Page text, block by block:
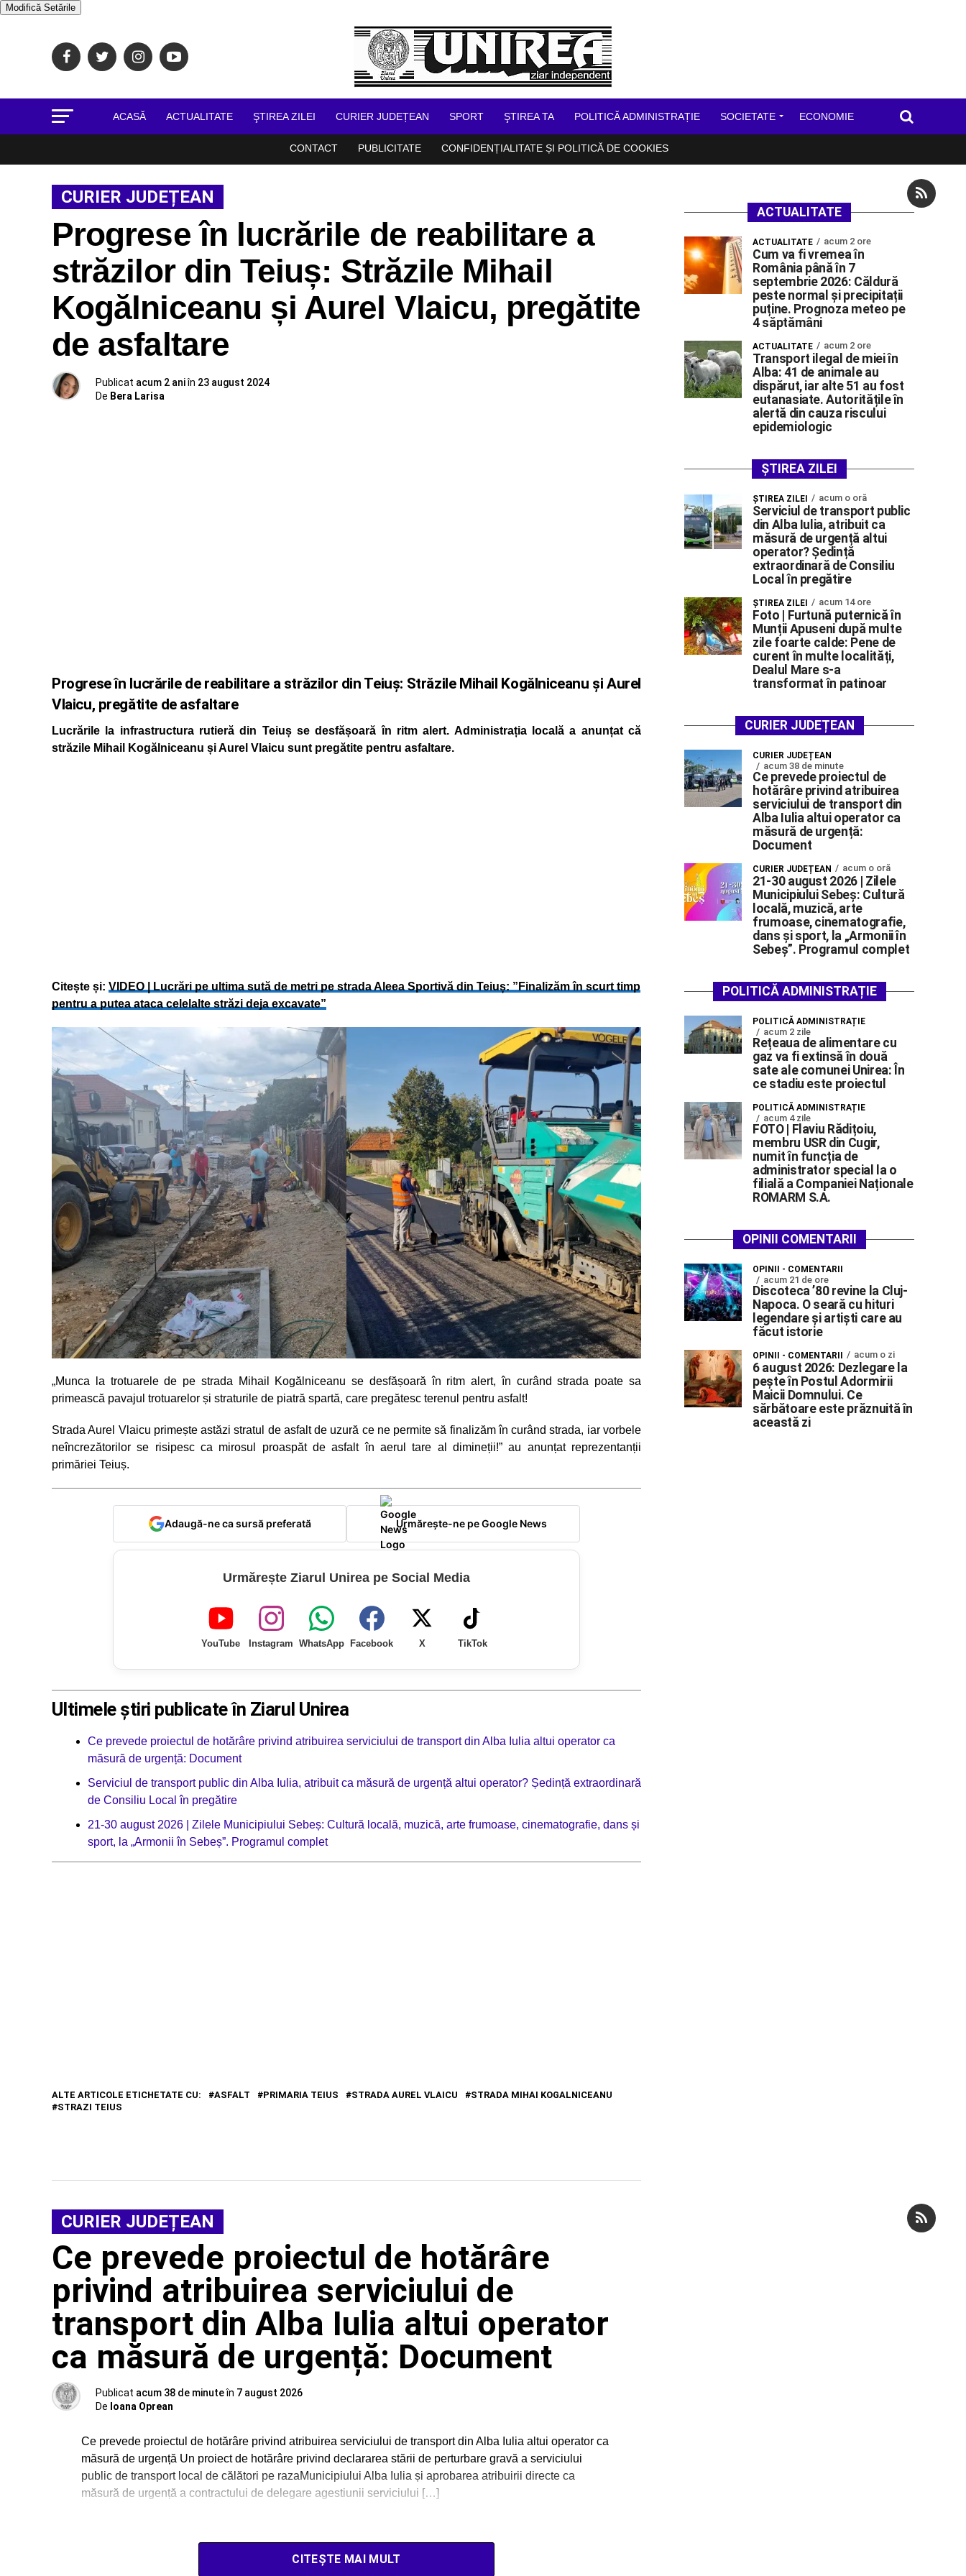
Modifică Setările
ACASĂ ACTUALITATE ŞTIREA ZILEI CURIER JUDEȚEAN SPORT ŞTIREA TA POLITICĂ ADMINISTRAȚIE SOCIETATE ECONOMIE
CONTACT PUBLICITATE CONFIDENȚIALITATE ȘI POLITICĂ DE COOKIES
CURIER JUDEȚEAN
Progrese în lucrările de reabilitare a
străzilor din Teiuș: Străzile Mihail
Kogălniceanu și Aurel Vlaicu, pregătite
de asfaltare
Publicat acum 2 aniîn 23 august 2024
De Bera Larisa
Progrese în lucrările de reabilitare a străzilor din Teiuș: Străzile Mihail Kogălniceanu și Aurel
Vlaicu, pregătite de asfaltare
Lucrările la infrastructura rutieră din Teiuș se desfășoară în ritm alert. Administrația locală a anunțat că
străzile Mihail Kogălniceanu și Aurel Vlaicu sunt pregătite pentru asfaltare.
Citește și: VIDEO | Lucrări pe ultima sută de metri pe strada Aleea Sportivă din Teiuș: ”Finalizăm în scurt timp
pentru a putea ataca celelalte străzi deja excavate”
„Munca la trotuarele de pe strada Mihail Kogălniceanu se desfășoară în ritm alert, în curând strada poate sa
primească pavajul trotuarelor și straturile de piatră spartă, care pregătesc terenul pentru asfalt!
Strada Aurel Vlaicu primește astăzi stratul de asfalt de uzură ce ne permite să finalizăm în curând strada, iar vorbele
neîncrezătorilor se risipesc ca mirosul proaspăt de asfalt în aerul tare al dimineții!” au anunțat reprezentanții
primăriei Teiuș.
Adaugă-ne ca sursă preferată Urmărește-ne pe Google News
Urmărește Ziarul Unirea pe Social Media
YouTube Instagram WhatsApp Facebook X TikTok
Ultimele știri publicate în Ziarul Unirea
Ce prevede proiectul de hotărâre privind atribuirea serviciului de transport din Alba Iulia altui operator ca
măsură de urgență: Document
Serviciul de transport public din Alba Iulia, atribuit ca măsură de urgență altui operator? Ședință extraordinară
de Consiliu Local în pregătire
21-30 august 2026 | Zilele Municipiului Sebeș: Cultură locală, muzică, arte frumoase, cinematografie, dans și
sport, la „Armonii în Sebeș”. Programul complet
ALTE ARTICOLE ETICHETATE CU: ASFALT PRIMARIA TEIUS STRADA AUREL VLAICU
STRADA MIHAI KOGALNICEANU
STRAZI TEIUS
CURIER JUDEȚEAN
Ce prevede proiectul de hotărâre
privind atribuirea serviciului de
transport din Alba Iulia altui operator
ca măsură de urgență: Document
Publicat acum 38 de minuteîn 7 august 2026
De Ioana Oprean
Ce prevede proiectul de hotărâre privind atribuirea serviciului de transport din Alba Iulia altui operator ca
măsură de urgență Un proiect de hotărâre privind declararea stării de perturbare gravă a serviciului
public de transport local de călători pe razaMunicipiului Alba Iulia și aprobarea atribuirii directe ca
măsură de urgență a contractului de delegare agestiunii serviciului […]
CITEȘTE MAI MULT
ACTUALITATE
ACTUALITATE acum 2 ore
Cum va fi vremea în
România până în 7
septembrie 2026: Căldură
peste normal și precipitații
puține. Prognoza meteo pe
4 săptămâni
ACTUALITATE acum 2 ore
Transport ilegal de miei în
Alba: 41 de animale au
dispărut, iar alte 51 au fost
eutanasiate. Autoritățile în
alertă din cauza riscului
epidemiologic
ȘTIREA ZILEI
ŞTIREA ZILEI acum o oră
Serviciul de transport public
din Alba Iulia, atribuit ca
măsură de urgență altui
operator? Ședință
extraordinară de Consiliu
Local în pregătire
ŞTIREA ZILEI acum 14 ore
Foto | Furtună puternică în
Munții Apuseni după multe
zile foarte calde: Pene de
curent în multe localități,
Dealul Mare s-a
transformat în patinoar
CURIER JUDEȚEAN
CURIER JUDEȚEAN
acum 38 de minute
Ce prevede proiectul de
hotărâre privind atribuirea
serviciului de transport din
Alba Iulia altui operator ca
măsură de urgență:
Document
CURIER JUDEȚEAN acum o oră
21-30 august 2026 | Zilele
Municipiului Sebeș: Cultură
locală, muzică, arte
frumoase, cinematografie,
dans și sport, la „Armonii în
Sebeș”. Programul complet
POLITICĂ ADMINISTRAȚIE
POLITICĂ ADMINISTRAȚIE
acum 2 zile
Rețeaua de alimentare cu
gaz va fi extinsă în două
sate ale comunei Unirea: În
ce stadiu este proiectul
POLITICĂ ADMINISTRAȚIE
acum 4 zile
FOTO | Flaviu Rădițoiu,
membru USR din Cugir,
numit în funcția de
administrator special la o
filială a Companiei Naționale
ROMARM S.A.
OPINII COMENTARII
OPINII - COMENTARII
acum 21 de ore
Discoteca ’80 revine la Cluj-
Napoca. O seară cu hituri
legendare și artiști care au
făcut istorie
OPINII - COMENTARII acum o zi
6 august 2026: Dezlegare la
pește în Postul Adormirii
Maicii Domnului. Ce
sărbătoare este prăznuită în
această zi